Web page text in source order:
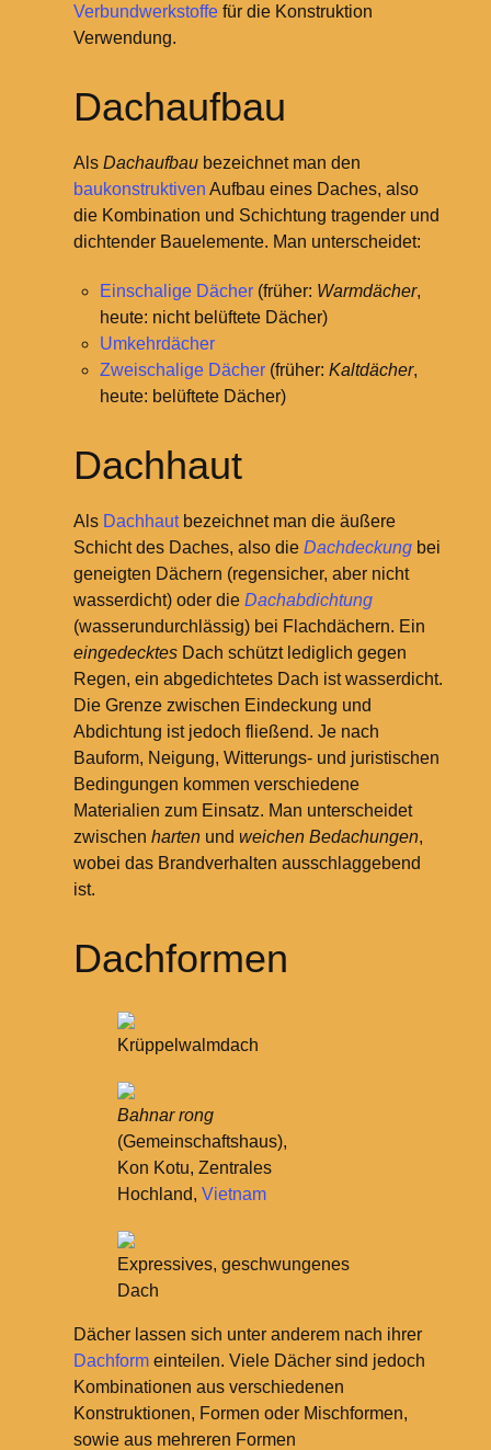
Verbundwerkstoffefür die Konstruktion
Verwendung.
Dachaufbau
Als Dachaufbaubezeichnet man den
baukonstruktiven Aufbau eines Daches, also
die Kombination und Schichtung tragender und
dichtender Bauelemente. Man unterscheidet:
Einschalige Dächer(früher: Warmdächer,
heute: nicht belüftete Dächer)
Umkehrdächer
Zweischalige Dächer(früher: Kaltdächer,
heute: belüftete Dächer)
Dachhaut
Als Dachhautbezeichnet man die äußere
Schicht des Daches, also die Dachdeckungbei
geneigten Dächern (regensicher, aber nicht
wasserdicht) oder die Dachabdichtung
(wasserundurchlässig) bei Flachdächern. Ein
eingedecktesDach schützt lediglich gegen
Regen, ein abgedichtetes Dach ist wasserdicht.
Die Grenze zwischen Eindeckung und
Abdichtung ist jedoch fließend. Je nach
Bauform, Neigung, Witterungs- und juristischen
Bedingungen kommen verschiedene
Materialien zum Einsatz. Man unterscheidet
zwischen hartenund weichen Bedachungen,
wobei das Brandverhalten ausschlaggebend
ist.
Dachformen
Krüppelwalmdach
Bahnar rong
(Gemeinschaftshaus),
Kon Kotu, Zentrales
Hochland, Vietnam
Expressives, geschwungenes
Dach
Dächer lassen sich unter anderem nach ihrer
Dachformeinteilen. Viele Dächer sind jedoch
Kombinationen aus verschiedenen
Konstruktionen, Formen oder Mischformen,
sowie aus mehreren Formen